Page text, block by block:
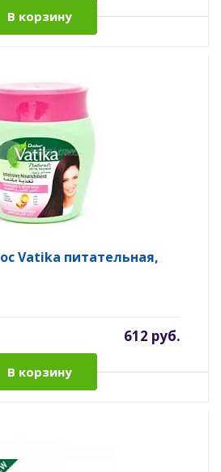
В корзину
Vatika питательная,
612 руб.
В корзину